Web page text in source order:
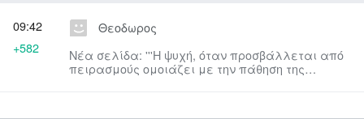
Θεοδωρος
Νέα σελίδα: '''Η ψυχή, όταν προσβάλλεται από
πειρασμούς ομοιάζει με την πάθηση της
09:42
+582